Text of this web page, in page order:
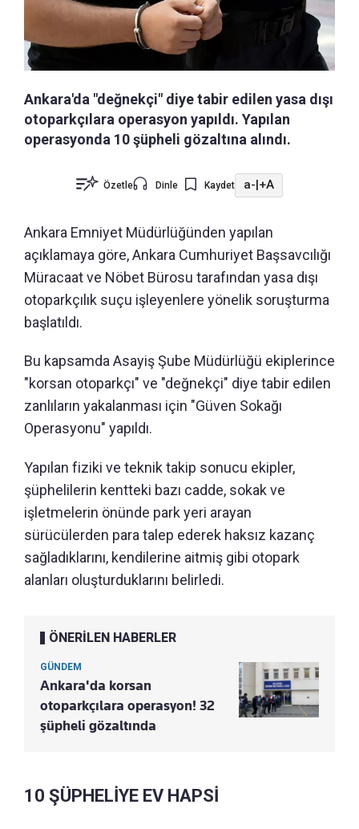
Ankara'da "değnekçi" diye tabir edilen yasa dışı
otoparkçılara operasyon yapıldı. Yapılan
operasyonda 10 şüpheli gözaltına alındı.
Özetle Dinle Kaydet a- +A
Ankara Emniyet Müdürlüğünden yapılan
açıklamaya göre, Ankara Cumhuriyet Başsavcılığı
Müracaat ve Nöbet Bürosu tarafından yasa dışı
otoparkçılık suçu işleyenlere yönelik soruşturma
başlatıldı.
Bu kapsamda Asayiş Şube Müdürlüğü ekiplerince
"korsan otoparkçı" ve "değnekçi" diye tabir edilen
zanlıların yakalanması için "Güven Sokağı
Operasyonu" yapıldı.
Yapılan fiziki ve teknik takip sonucu ekipler,
şüphelilerin kentteki bazı cadde, sokak ve
işletmelerin önünde park yeri arayan
sürücülerden para talep ederek haksız kazanç
sağladıklarını, kendilerine aitmiş gibi otopark
alanları oluşturduklarını belirledi.
ÖNERİLEN HABERLER
GÜNDEM
Ankara'da korsan
otoparkçılara operasyon! 32
şüpheli gözaltında
10 ŞÜPHELİYE EV HAPSİ